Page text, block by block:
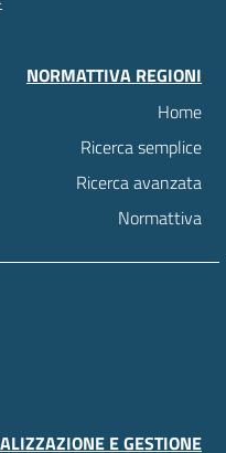
NORMATTIVA REGIONI
Home
Ricerca semplice
Ricerca avanzata
Normattiva
E GESTIONE